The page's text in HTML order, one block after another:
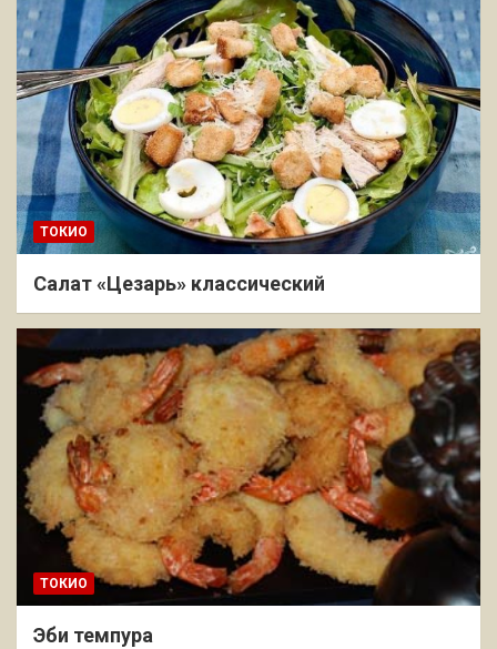
ТОКИО
Салат «Цезарь» классический
ТОКИО
Эби темпура